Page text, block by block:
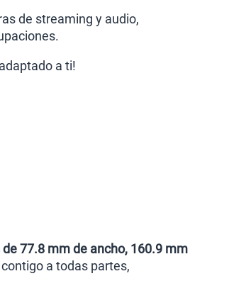
de streaming y audio,
a ti!
77.8 mm de ancho, 160.9 mm
a todas partes,